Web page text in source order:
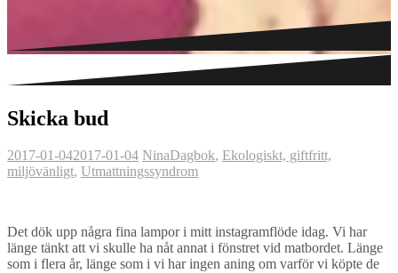
Skicka bud
2017-01-042017-01-04 NinaDagbok, Ekologiskt, giftfritt,
miljövänligt, Utmattningssyndrom
Det dök upp några fina lampor i mitt instagramflöde idag. Vi har
länge tänkt att vi skulle ha nåt annat i fönstret vid matbordet. Länge
som i flera år, länge som i vi har ingen aning om varför vi köpte de